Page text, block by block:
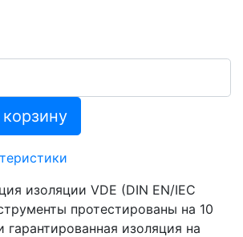
изоляции VDE (DIN EN/IEC
протестированы на 10
гарантированная изоляция на